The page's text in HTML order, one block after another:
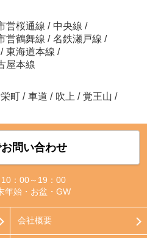
営桜通線 / 中央線 /
営鶴舞線 / 名鉄瀬戸線 /
/ 東海道本線 /
屋本線
町 / 車道 / 吹上 / 覚王山 /
問い合わせ
10：00～19：00
年始・お盆・GW
会社概要